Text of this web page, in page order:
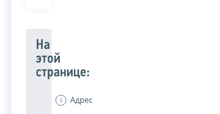
На
этой
странице:
Адрес